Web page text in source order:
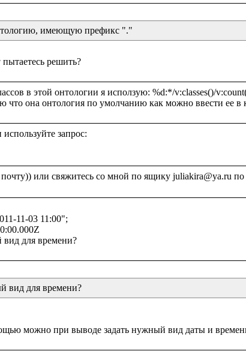
имеющую префикс "."
в этой онтологии я исползую: %d:*/v:classes()/
запрос:
11-03 11:00";
вид для времени?